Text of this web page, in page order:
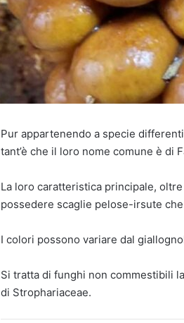
Pur appartenendo a specie
tant’è che il loro nome comune è di
La loro caratteristica principale,
possedere scaglie pelose-irsute
I colori possono variare dal
Si tratta di funghi non commestibili
di Strophariaceae.